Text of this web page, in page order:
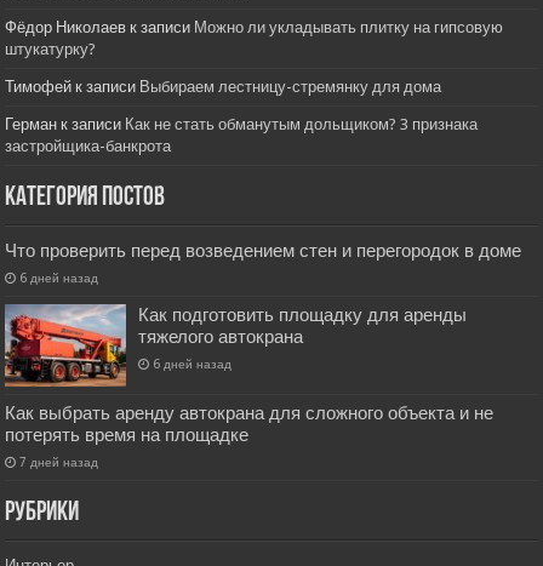
Фёдор Николаев к записи Можно ли укладывать плитку на гипсовую
штукатурку?
Тимофей к записи Выбираем лестницу-стремянку для дома
Герман к записи Как не стать обманутым дольщиком? 3 признака
застройщика-банкрота
Категория постов
Что проверить перед возведением стен и перегородок в доме
6 дней назад
Как подготовить площадку для аренды
тяжелого автокрана
6 дней назад
Как выбрать аренду автокрана для сложного объекта и не
потерять время на площадке
7 дней назад
РУбрики